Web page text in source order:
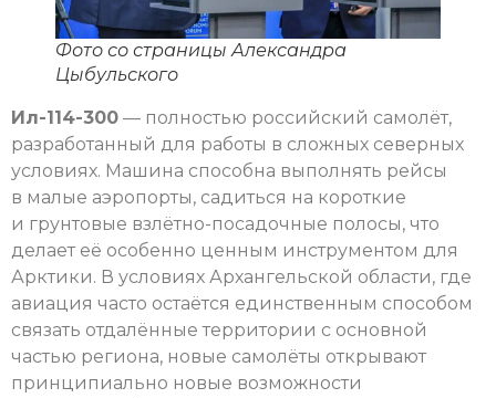
Фото со страницы Александра
Цыбульского
Ил-114-300 — полностью российский самолёт,
разработанный для работы в сложных северных
условиях. Машина способна выполнять рейсы
в малые аэропорты, садиться на короткие
и грунтовые взлётно-посадочные полосы, что
делает её особенно ценным инструментом для
Арктики. В условиях Архангельской области, где
авиация часто остаётся единственным способом
связать отдалённые территории с основной
частью региона, новые самолёты открывают
принципиально новые возможности